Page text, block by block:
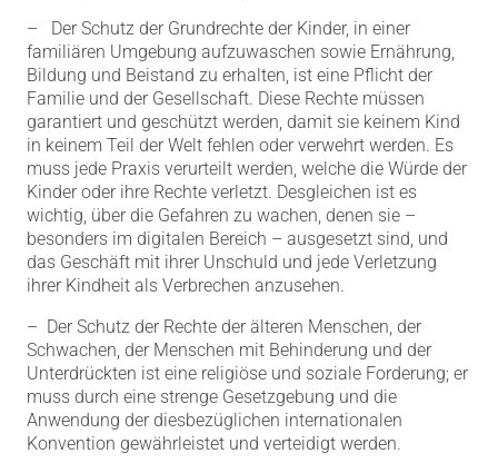
– Der Schutz der Grundrechte der Kinder, in einer
familiären Umgebung aufzuwaschen sowie Ernährung,
Bildung und Beistand zu erhalten, ist eine Pflicht der
Familie und der Gesellschaft. Diese Rechte müssen
garantiert und geschützt werden, damit sie keinem Kind
in keinem Teil der Welt fehlen oder verwehrt werden. Es
muss jede Praxis verurteilt werden, welche die Würde der
Kinder oder ihre Rechte verletzt. Desgleichen ist es
wichtig, über die Gefahren zu wachen, denen sie –
besonders im digitalen Bereich – ausgesetzt sind, und
das Geschäft mit ihrer Unschuld und jede Verletzung
ihrer Kindheit als Verbrechen anzusehen.
– Der Schutz der Rechte der älteren Menschen, der
Schwachen, der Menschen mit Behinderung und der
Unterdrückten ist eine religiöse und soziale Forderung; er
muss durch eine strenge Gesetzgebung und die
Anwendung der diesbezüglichen internationalen
Konvention gewährleistet und verteidigt werden.